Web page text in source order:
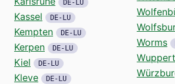
DE-LU
Kassel DE-LU
Kempten DE-LU
Kerpen DE-LU
Kiel DE-LU
Kleve DE-LU
Worms